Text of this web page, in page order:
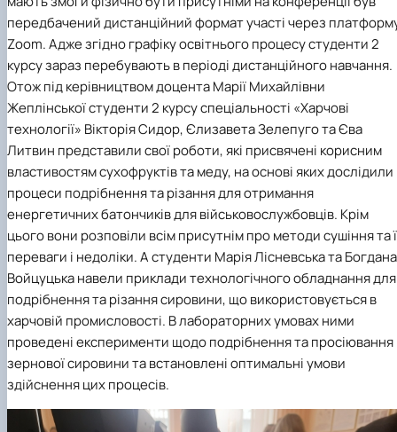
передбачений дистанційний формат участі через
Zoom. Адже згідно графіку освітнього процесу студенти 2
курсу зараз перебувають в періоді дистанційного навчання.
Отож під керівництвом доцента Марії Михайлівни
Жеплінської студенти 2 курсу спеціальності «Харчові
технології» Вікторія Сидор, Єлизавета Зелепуго та Єва
Литвин представили свої роботи, які присвячені корисним
властивостям сухофруктів та меду, на основі яких дослідили
процеси подрібнення та різання для отримання
енергетичних батончиків для військовослужбовців. Крім
цього вони розповіли всім присутнім про методи сушіння та
переваги і недоліки. А студенти Марія Лісневська та Богдана
Войцуцька навели приклади технологічного обладнання для
подрібнення та різання сировини, що використовується в
харчовій промисловості. В лабораторних умовах ними
проведені експерименти щодо подрібнення та просіювання
зернової сировини та встановлені оптимальні умови
здійснення цих процесів.